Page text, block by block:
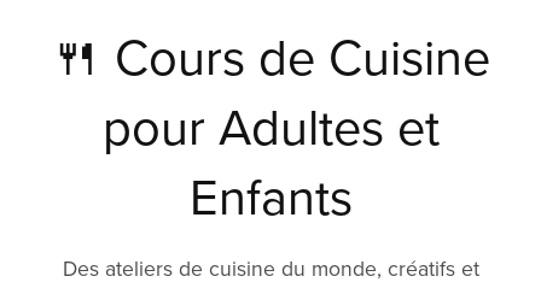
🍴 Cours de Cuisine
pour Adultes et
Enfants
Des ateliers de cuisine du monde, créatifs et